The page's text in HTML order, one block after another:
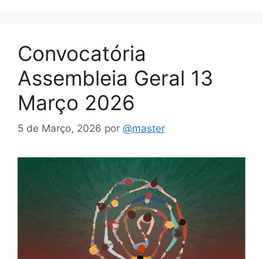
Convocatória
Assembleia Geral 13
Março 2026
5 de Março, 2026 por @master